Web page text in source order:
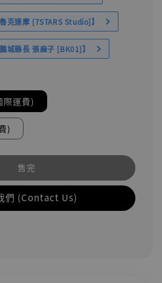
克達摩 [7STARS Studio]】
城縣長 張麻子 [BK01]】
際運費)
)
售完
們 (Contact Us)